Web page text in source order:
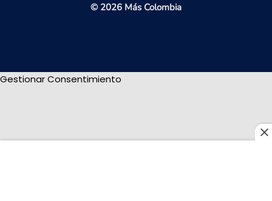
© 2026 Más Colombia
Gestionar Consentimiento